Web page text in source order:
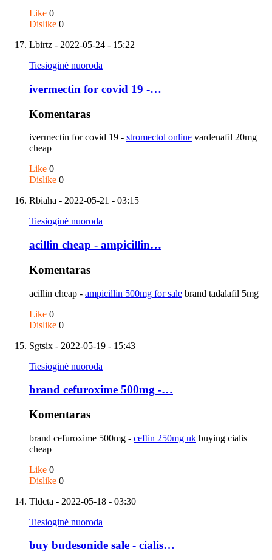
Like 0
Dislike 0
Lbirtz - 2022-05-24 - 15:22
Tiesioginė nuoroda
ivermectin for covid 19 -…
Komentaras
ivermectin for covid 19 - stromectol online vardenafil 20mg
cheap
Like 0
Dislike 0
Rbiaha - 2022-05-21 - 03:15
Tiesioginė nuoroda
acillin cheap - ampicillin…
Komentaras
acillin cheap - ampicillin 500mg for sale brand tadalafil 5mg
Like 0
Dislike 0
Sgtsix - 2022-05-19 - 15:43
Tiesioginė nuoroda
brand cefuroxime 500mg -…
Komentaras
brand cefuroxime 500mg - ceftin 250mg uk buying cialis
cheap
Like 0
Dislike 0
Tldcta - 2022-05-18 - 03:30
Tiesioginė nuoroda
buy budesonide sale - cialis…